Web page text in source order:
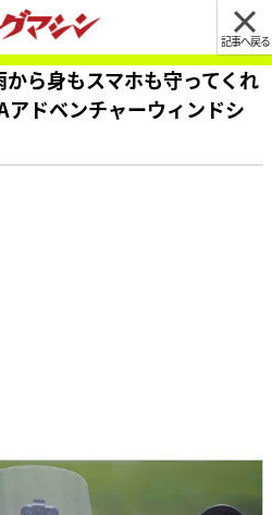
記事へ戻る
ら身もスマホも守ってくれ
アドベンチャーウィンドシ